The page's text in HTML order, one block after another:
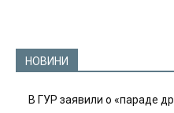
НОВИНИ
В ГУР заявили о «параде